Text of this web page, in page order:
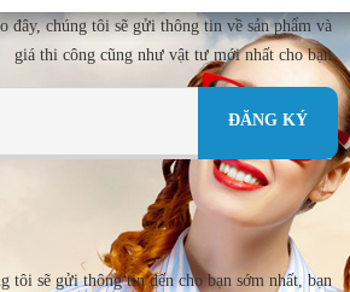
đây, chúng tôi sẽ gửi thông tin về sản phẩm và
giá thi công cũng như vật tư mới nhất cho bạn
tôi sẽ gửi thông tin đến cho bạn sớm nhất, bạn